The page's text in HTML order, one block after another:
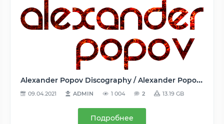
Alexander Popov Discography / Alexander Popov Дискография (2 Albums, 4 Compilations, 67 Singles) - 2007-2020, FLAC (tracks, track+.cue, image), lossless
09.04.2021 ADMIN 1 004 2 13.19 GB
Подробнее